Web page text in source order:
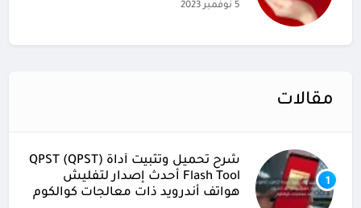
5 نوفمبر 2023
مقالات
1
شرح تحميل وتثبيت أداة (QPST (QPST
Flash Tool أحدث إصدار لتفليش
هواتف أندرويد ذات معالجات كوالكوم